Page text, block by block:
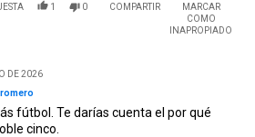
1 0 COMPARTIR
MARCAR
COMO
INAPROPIADO
DE 2026
fútbol. Te darías cuenta el por qué
cinco.